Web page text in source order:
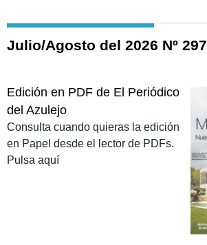
Julio/Agosto del 2026 Nº 297
Edición en PDF de El Periódico
del Azulejo
Consulta cuando quieras la edición
en Papel desde el lector de PDFs.
Pulsa aquí